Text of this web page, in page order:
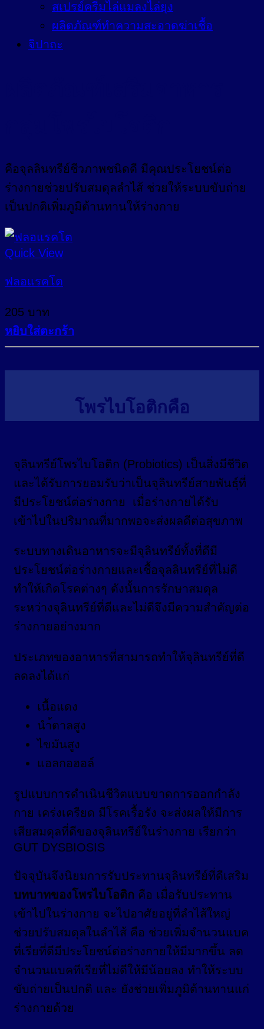
สเปรย์ครีมไล่แมลงไล่ยุง
ผลิตภัณฑ์ทำความสะอาดฆ่าเชื้อ
จิปาถะ
คือจุลลินทรีย์ชีวภาพชนิดดี มีคุณประโยชน์ต่อ
ร่างกายช่วยปรับสมดุลลำไส้ ช่วยให้ระบบขับถ่าย
เป็นปกติเพิ่มภูมิต้านทานให้ร่างกาย
Quick View
ฟลอแรคโต
205 บาท
หยิบใส่ตะกร้า
โพรไบโอติกคือ
จุลินทรีย์โพรไบโอติก (Probiotics) เป็นสิ่งมีชีวิต
และได้รับการยอมรับว่าเป็นจุลินทรีย์สายพันธุ์ที่
มีประโยชน์ต่อร่างกาย เมื่อร่างกายได้รับ
เข้าไปในปริมาณที่มากพอจะส่งผลดีต่อสุขภาพ
ระบบทางเดินอาหารจะมีจุลินทรีย์ทั้งที่ดีมี
ประโยชน์ต่อร่างกายและเชื้อจุลลินทรีย์ที่ไม่ดี
ทำให้เกิดโรคต่างๆ ดังนั้นการรักษาสมดุล
ระหว่างจุลินทรีย์ที่ดีและไม่ดีจึงมีความสำคัญต่อ
ร่างกายอย่างมาก
ประเภทของอาหารที่สามารถทำให้จุลินทรีย์ที่ดี
ลดลงได้แก่
เนื้อแดง
นำ้ตาลสูง
ไขมันสูง
แอลกอฮอล์
รูปแบบการดำเนินชีวิตแบบขาดการออกกำลัง
กาย เคร่งเครียด มีโรคเรื้อรัง จะส่งผลให้มีการ
เสียสมดุลที่ดีของจุลินทรีย์ในร่างกาย เรียกว่า
GUT DYSBIOSIS
ปัจจุบันจึงนิยมการรับประทานจุลินทรีย์ที่ดีเสริม
บทบาทของโพรไบโอติก คือ เมื่อรับประทาน
เข้าไปในร่างกาย จะไปอาศัยอยู่ที่ลำไส้ใหญ่
ช่วยปรับสมดุลในลำไส้ คือ ช่วยเพิ่มจำนวนแบค
ที่เรียที่ดีมีประโยชน์ต่อร่างกายให้มีมากขึ้น ลด
จำนวนแบคทีเรียที่ไม่ดีให้มีน้อยลง ทำให้ระบบ
ขับถ่ายเป็นปกติ และ ยังช่วยเพิ่มภูมิต้านทานแก่
ร่างกายด้วย